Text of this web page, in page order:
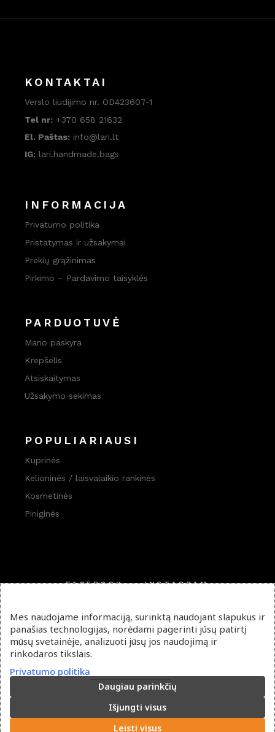
KONTAKTAI
Verslo liudijimo nr. OD423607-1
Tel nr: +370 658 21632
El. Paštas: info@lari.lt
IG: lari.handmade.bags
INFORMACIJA
Privatumo politika
Pristatymas ir užsakymai
Prekių grąžinimas
Pirkimo – Pardavimo taisyklės
PARDUOTUVĖ
Mano paskyra
Krepšelis
Atsiskaitymas
Užsakymo sekimas
POPULIARIAUSI
Kuprinės
Kelioninės / laisvalaikio rankinės
Kosmetinės
Piniginės
FACEBOOK
INSTAGRAM
Privatumo politika
Mes naudojame informaciją, surinktą naudojant slapukus ir
panašias technologijas, norėdami pagerinti jūsų patirtį
mūsų svetainėje, analizuoti jūsų jos naudojimą ir
rinkodaros tikslais.
Privatumo politika
Daugiau parinkčių
Išjungti visus
Leisti visus